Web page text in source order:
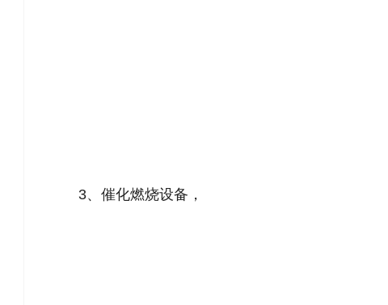
3、催化燃烧设备，